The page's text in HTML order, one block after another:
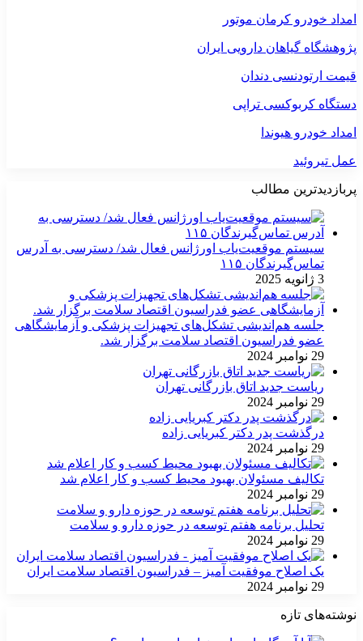
امداد خودرو کرمان موتور
پژوهشگاه گیاهان دارویی ایران
قیمت ارتودنسی دندان
دستگاه کربوکسی تراپی
امداد خودرو هیوندا
عمل تیروئید
پربازدیدترین مطالب
سیستم موقعیت‌یاب اورژانس فعال شد/ دسترسی به آدرس
تماس‌گیرندگان ۱۱۵
3 ژانویه 2025
جلسه هم‌اندیشی تشکل‌های تجهیزات پزشکی و آزمایشگاهی
عضو فدراسیون اقتصاد سلامت برگزار شد.
29 نوامبر 2024
ریاست جدید اتاق بازرگانی تهران
29 نوامبر 2024
درگذشت پدر دکتر کبریایی زاده
29 نوامبر 2024
تکالیف مسئولان بهبود محیط کسب و کار اعلام شد
29 نوامبر 2024
تحلیل برنامه هفتم توسعه در حوزه دارو و سلامت
29 نوامبر 2024
یک اصلاح موفقیت آمیز – فدراسیون اقتصاد سلامت ایران
29 نوامبر 2024
نوشته‌های تازه